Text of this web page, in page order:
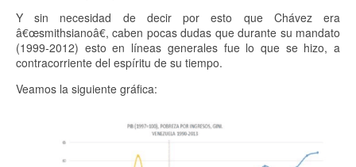
Y sin necesidad de decir por esto que Chávez era
â€œsmithsianoâ€, caben pocas dudas que durante su mandato
(1999-2012) esto en líneas generales fue lo que se hizo, a
contracorriente del espíritu de su tiempo.
Veamos la siguiente gráfica: